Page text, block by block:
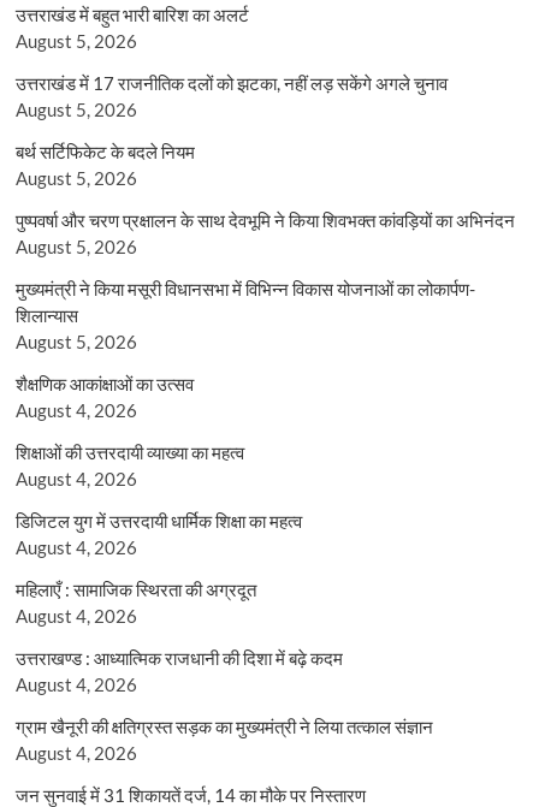
उत्तराखंड में बहुत भारी बारिश का अलर्ट
August 5, 2026
उत्तराखंड में 17 राजनीतिक दलों को झटका, नहीं लड़ सकेंगे अगले चुनाव
August 5, 2026
बर्थ सर्टिफिकेट के बदले नियम
August 5, 2026
पुष्पवर्षा और चरण प्रक्षालन के साथ देवभूमि ने किया शिवभक्त कांवड़ियों का अभिनंदन
August 5, 2026
मुख्यमंत्री ने किया मसूरी विधानसभा में विभिन्न विकास योजनाओं का लोकार्पण-
शिलान्यास
August 5, 2026
शैक्षणिक आकांक्षाओं का उत्सव
August 4, 2026
शिक्षाओं की उत्तरदायी व्याख्या का महत्व
August 4, 2026
डिजिटल युग में उत्तरदायी धार्मिक शिक्षा का महत्व
August 4, 2026
महिलाएँ : सामाजिक स्थिरता की अग्रदूत
August 4, 2026
उत्तराखण्ड : आध्यात्मिक राजधानी की दिशा में बढ़े कदम
August 4, 2026
ग्राम खैनूरी की क्षतिग्रस्त सड़क का मुख्यमंत्री ने लिया तत्काल संज्ञान
August 4, 2026
जन सुनवाई में 31 शिकायतें दर्ज, 14 का मौके पर निस्तारण